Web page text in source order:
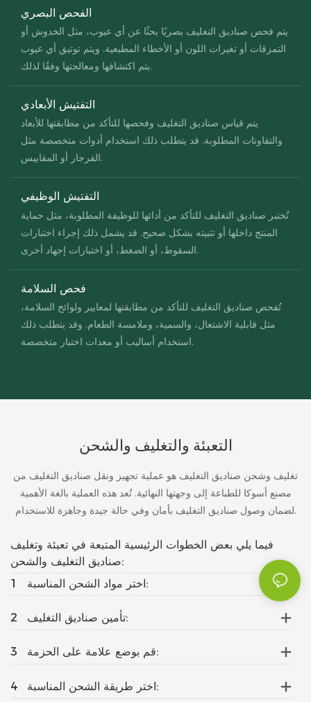
الفحص البصري
يتم فحص صناديق التغليف بصريًا بحثًا عن أي عيوب، مثل الخدوش أو
التمزقات أو تغيرات اللون أو الأخطاء المطبعية. ويتم توثيق أي عيوب
يتم اكتشافها ومعالجتها وفقًا لذلك.
التفتيش الأبعادي
يتم قياس صناديق التغليف وفحصها للتأكد من مطابقتها للأبعاد
والتفاوتات المطلوبة. قد يتطلب ذلك استخدام أدوات متخصصة مثل
الفرجار أو المقاييس.
التفتيش الوظيفي
تُختبر صناديق التغليف للتأكد من أدائها للوظيفة المطلوبة، مثل حماية
المنتج داخلها أو تثبيته بشكل صحيح. قد يشمل ذلك إجراء اختبارات
السقوط، أو الضغط، أو اختبارات إجهاد أخرى.
فحص السلامة
تُفحص صناديق التغليف للتأكد من مطابقتها لمعايير ولوائح السلامة،
مثل قابلية الاشتعال، والسمية، وملامسة الطعام. وقد يتطلب ذلك
استخدام أساليب أو معدات اختبار متخصصة.
التعبئة والتغليف والشحن
تغليف وشحن صناديق التغليف هو عملية تجهيز ونقل صناديق التغليف من
مصنع أسوكا للطباعة إلى وجهتها النهائية. تُعد هذه العملية بالغة الأهمية
لضمان وصول صناديق التغليف بأمان وفي حالة جيدة وجاهزة للاستخدام.
فيما يلي بعض الخطوات الرئيسية المتبعة في تعبئة وتغليف
صناديق التغليف والشحن:
1
اختر مواد الشحن المناسبة:
2 تأمين صناديق التغليف:
3 قم بوضع علامة على الحزمة:
4 اختر طريقة الشحن المناسبة: